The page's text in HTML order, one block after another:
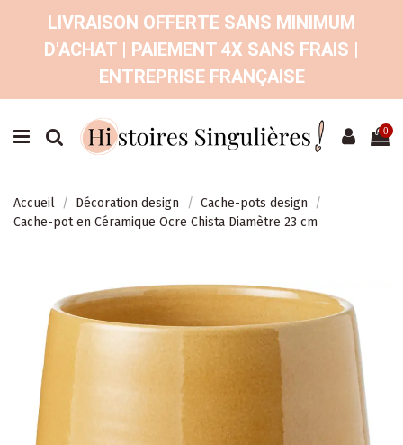
LIVRAISON OFFERTE SANS MINIMUM
D'ACHAT | PAIEMENT 4X SANS FRAIS |
ENTREPRISE FRANÇAISE
0
Accueil Décoration design
Cache-pots design
Cache-pot en Céramique Ocre Chista Diamètre 23 cm